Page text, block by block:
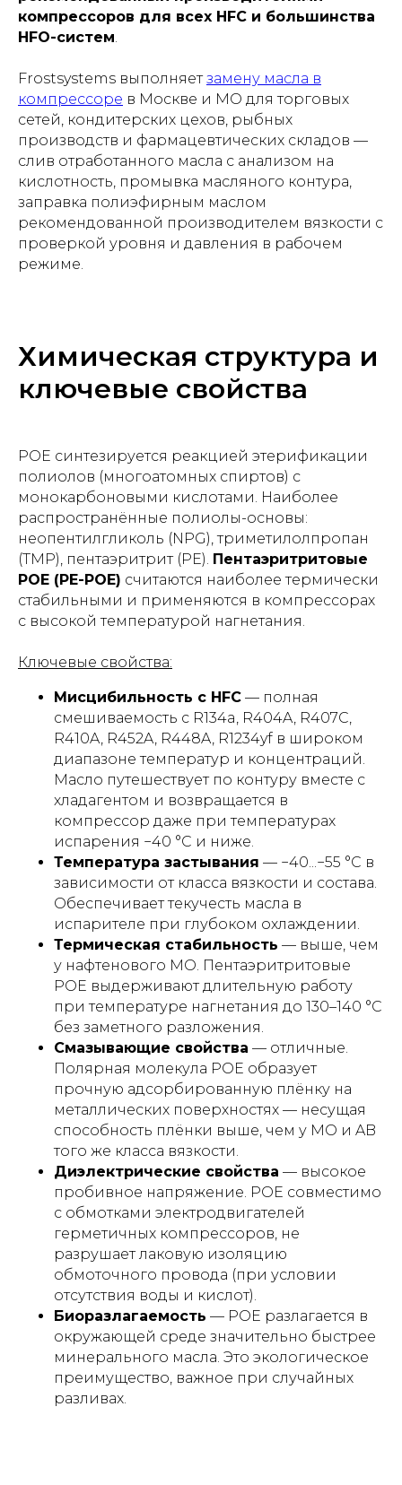
компрессоров для всех HFC и большинства
HFO-систем.
Frostsystems выполняетзамену масла в
компрессоре в Москве и МО для торговых
сетей, кондитерских цехов, рыбных
производств и фармацевтических складов —
слив отработанного масла с анализом на
кислотность, промывка масляного контура,
заправка полиэфирным маслом
рекомендованной производителем вязкости с
проверкой уровня и давления в рабочем
режиме.
Химическая структура и
ключевые свойства
POE синтезируется реакцией этерификации
полиолов (многоатомных спиртов) с
монокарбоновыми кислотами. Наиболее
распространённые полиолы-основы:
неопентилгликоль (NPG), триметилолпропан
(TMP), пентаэритрит (PE). Пентаэритритовые
POE (PE-POE) считаются наиболее термически
стабильными и применяются в компрессорах
с высокой температурой нагнетания.
Ключевые свойства:
Мисцибильность с HFC — полная
смешиваемость с R134a, R404A, R407C,
R410A, R452A, R448A, R1234yf в широком
диапазоне температур и концентраций.
Масло путешествует по контуру вместе с
хладагентом и возвращается в
компрессор даже при температурах
испарения −40 °C и ниже.
Температура застывания — −40...−55 °C в
зависимости от класса вязкости и состава.
Обеспечивает текучесть масла в
испарителе при глубоком охлаждении.
Термическая стабильность — выше, чем
у нафтенового MO. Пентаэритритовые
POE выдерживают длительную работу
при температуре нагнетания до 130–140 °C
без заметного разложения.
Смазывающие свойства — отличные.
Полярная молекула POE образует
прочную адсорбированную плёнку на
металлических поверхностях — несущая
способность плёнки выше, чем у MO и AB
того же класса вязкости.
Диэлектрические свойства — высокое
пробивное напряжение. POE совместимо
с обмотками электродвигателей
герметичных компрессоров, не
разрушает лаковую изоляцию
обмоточного провода (при условии
отсутствия воды и кислот).
Биоразлагаемость — POE разлагается в
окружающей среде значительно быстрее
минерального масла. Это экологическое
преимущество, важное при случайных
разливах.